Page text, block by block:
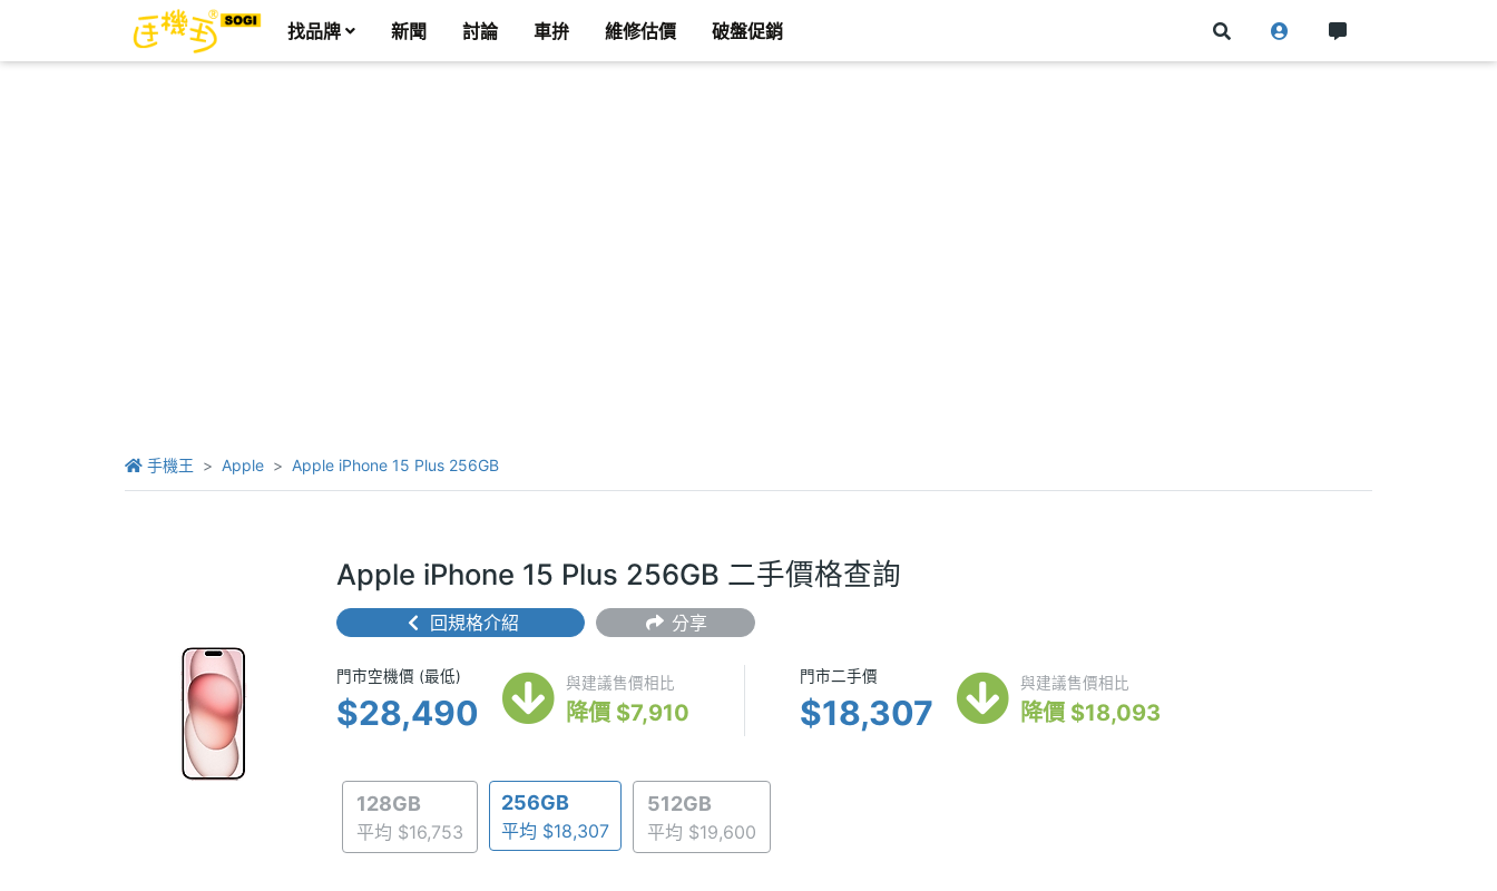
找品牌 新聞 討論 車拚 維修估價 破盤促銷
手機王 Apple Apple iPhone 15 Plus 256GB
Apple iPhone 15 Plus 256GB 二手價格查詢
回規格介紹 分享
門市空機價 (最低) $28,490
門市空機價 (最低)
$28,490
與建議售價相比
降價 $7,910
門市二手價 $18,307
門市二手價
$18,307
與建議售價相比
降價 $18,093
128GB
平均 $16,753
256GB
平均 $18,307
512GB
平均 $19,600